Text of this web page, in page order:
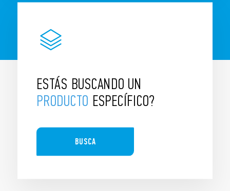
ESTÁS BUSCANDO UN
PRODUCTO ESPECÍFICO?
BUSCA